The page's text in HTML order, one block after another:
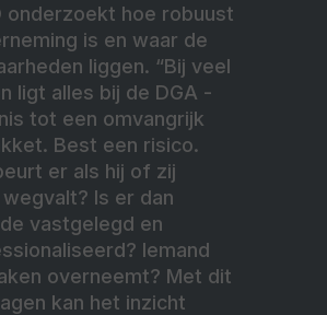
onderzoekt hoe robuust
is en waar de
liggen. “Bij veel
ligt alles bij de DGA -
tot een omvangrijk
Best een risico.
er als hij of zij
Is er dan
vastgelegd en
Iemand
overneemt? Met dit
kan het inzicht